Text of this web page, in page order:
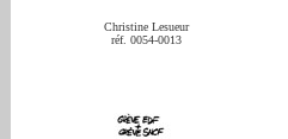
Christine Lesueur
réf. 0054-0013